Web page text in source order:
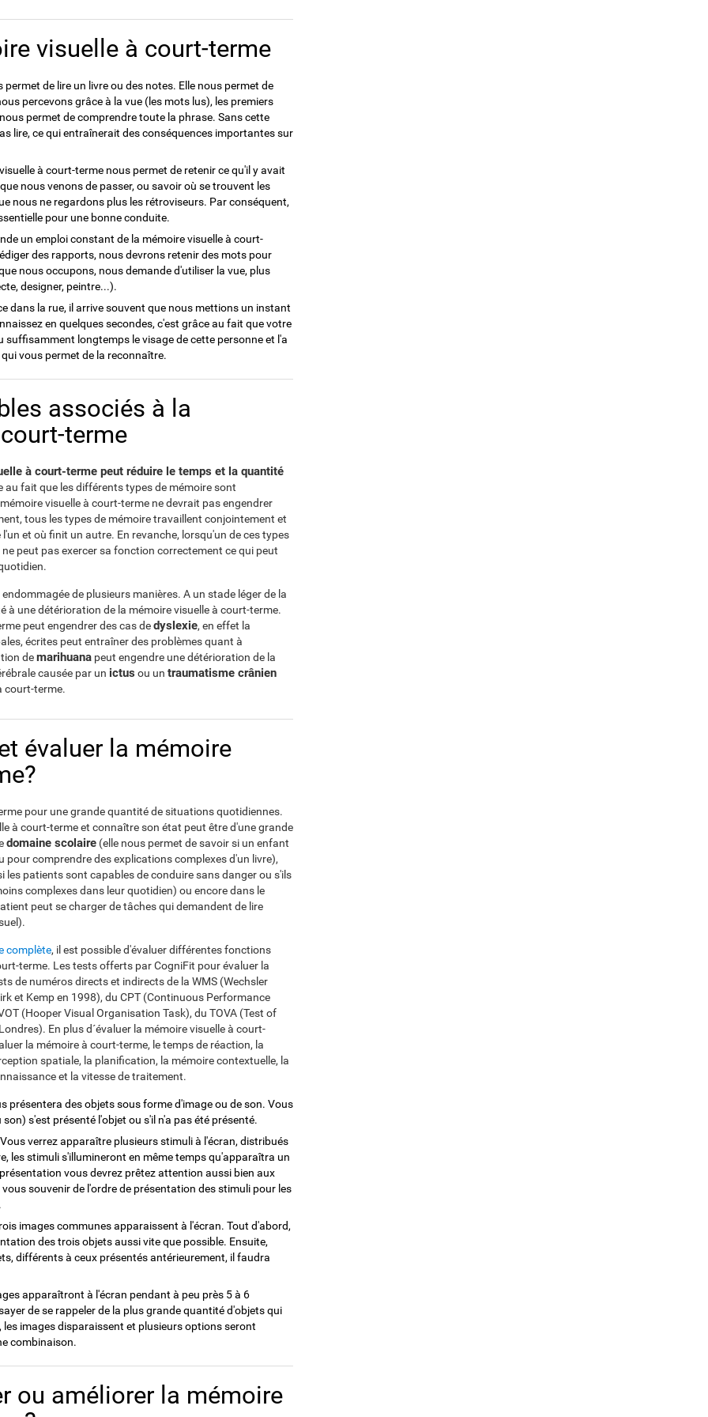
visuelle à court-terme
de lire un livre ou des notes. Elle nous permet de
percevons grâce à la vue (les mots lus), les premiers
permet de comprendre toute la phrase. Sans cette
lire, ce qui entraînerait des conséquences importantes sur
à court-terme nous permet de retenir ce qu'il y avait
nous venons de passer, ou savoir où se trouvent les
nous ne regardons plus les rétroviseurs. Par conséquent,
pour une bonne conduite.
un emploi constant de la mémoire visuelle à court-
des rapports, nous devrons retenir des mots pour
nous occupons, nous demande d'utiliser la vue, plus
designer, peintre...).
dans la rue, il arrive souvent que nous mettions un instant
en quelques secondes, c'est grâce au fait que votre
suffisamment longtemps le visage de cette personne et l'a
vous permet de la reconnaître.
associés à la
terme
à court-terme peut réduire le temps et la quantité
au fait que les différents types de mémoire sont
visuelle à court-terme ne devrait pas engendrer
tous les types de mémoire travaillent conjointement et
et où finit un autre. En revanche, lorsqu'un de ces types
peut pas exercer sa fonction correctement ce qui peut
de plusieurs manières. A un stade léger de la
à une détérioration de la mémoire visuelle à court-terme.
peut engendrer des cas dedyslexie, en effet la
écrites peut entraîner des problèmes quant à
demarihuana peut engendre une détérioration de la
causée par un ictus ou un traumatisme crânien
court-terme.
évaluer la mémoire
pour une grande quantité de situations quotidiennes.
à court-terme et connaître son état peut être d'une grande
domaine scolaire (elle nous permet de savoir si un enfant
pour comprendre des explications complexes d'un livre),
les patients sont capables de conduire sans danger ou s'ils
complexes dans leur quotidien) ou encore dans le
peut se charger de tâches qui demandent de lire
complète, il est possible d'évaluer différentes fonctions
terme. Les tests offerts par CogniFit pour évaluer la
de numéros directs et indirects de la WMS (Wechsler
et Kemp en 1998), du CPT (Continuous Performance
(Hooper Visual Organisation Task), du TOVA (Test of
En plus d´évaluer la mémoire visuelle à court-
la mémoire à court-terme, le temps de réaction, la
spatiale, la planification, la mémoire contextuelle, la
et la vitesse de traitement.
présentera des objets sous forme d'image ou de son. Vous
s'est présenté l'objet ou s'il n'a pas été présenté.
verrez apparaître plusieurs stimuli à l'écran, distribués
les stimuli s'illumineront en même temps qu'apparaîtra un
vous devrez prêtez attention aussi bien aux
souvenir de l'ordre de présentation des stimuli pour les
images communes apparaissent à l'écran. Tout d'abord,
des trois objets aussi vite que possible. Ensuite,
différents à ceux présentés antérieurement, il faudra
apparaîtront à l'écran pendant à peu près 5 à 6
de se rappeler de la plus grande quantité d'objets qui
images disparaissent et plusieurs options seront
combinaison.
ou améliorer la mémoire